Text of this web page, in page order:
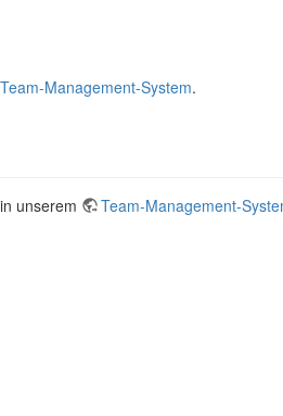
Team-Management-System.
unserem Team-Management-